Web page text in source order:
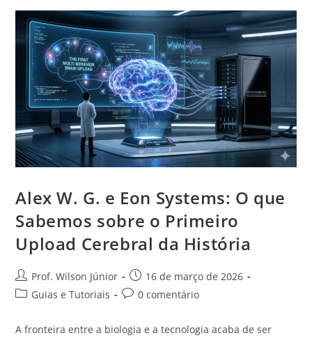
Alex W. G. e Eon Systems: O que
Sabemos sobre o Primeiro
Upload Cerebral da História
Prof. Wilson Júnior
16 de março de 2026
Guias e Tutoriais
0 comentário
A fronteira entre a biologia e a tecnologia acaba de ser